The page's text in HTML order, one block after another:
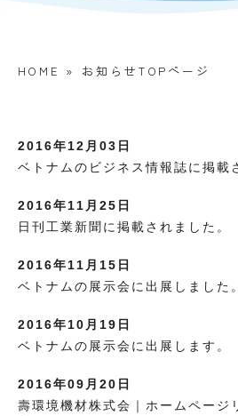
HOME » お知らせTOPページ
2016年12月03日
ベトナムのビジネス情報誌に掲載
2016年11月25日
日刊工業新聞に掲載されました。
2016年11月15日
ベトナムの展示会に出展しました。
2016年10月19日
ベトナムの展示会に出展します。
2016年09月20日
壽環境機材株式会｜ホームページ